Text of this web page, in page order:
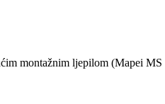
montažnim ljepilom (Mapei